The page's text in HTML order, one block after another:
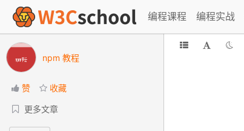
编程课程 编程实战
npm 教程
赞 收藏
更多文章